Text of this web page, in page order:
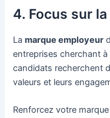
4. Focus sur
Lamarque employeur
entreprises cherchant à
candidats recherchent
valeurs et leurs
Renforcez votre